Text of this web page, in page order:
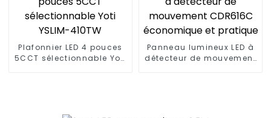
Plafonnier LED 4 pouces
5CCT sélectionnable Yoti
Panneau lumineux LED à
détecteur de mouvement